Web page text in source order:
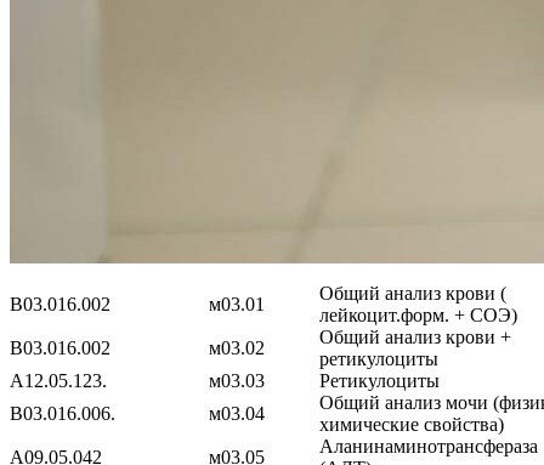
B03.016.002 м03.01
Общий анализ крови (
лейкоцит.форм. + СОЭ)
B03.016.002
м03.02
Общий анализ крови +
ретикулоциты
A12.05.123.
м03.03
Ретикулоциты
B03.016.006.
м03.04
Общий анализ мочи
химические свойства)
A09.05.042
м03.05
Аланинаминотрансфераза